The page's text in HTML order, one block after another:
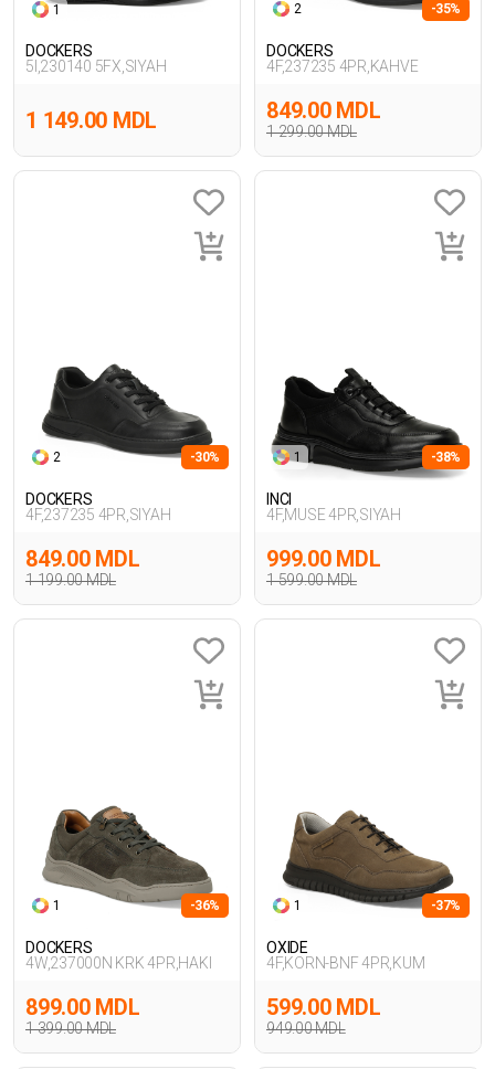
1
DOCKERS
5I,230140 5FX,SIYAH
1 149.00 MDL
2 -35%
DOCKERS
4F,237235 4PR,KAHVE
1 299.00 MDL
849.00 MDL
2 -30%
DOCKERS
4F,237235 4PR,SIYAH
1 199.00 MDL
849.00 MDL
1 -38%
INCI
4F,MUSE 4PR,SIYAH
1 599.00 MDL
999.00 MDL
1 -36%
DOCKERS
4W,237000N KRK 4PR,HAKI
1 399.00 MDL
899.00 MDL
1 -37%
OXIDE
4F,KORN-BNF 4PR,KUM
949.00 MDL
599.00 MDL